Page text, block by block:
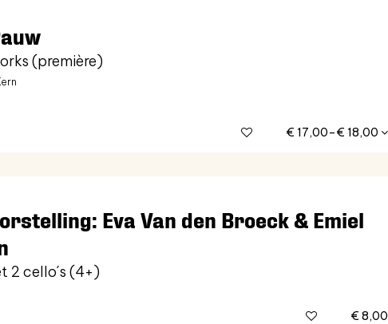
(première)
€ 17,00–€ 18,00
Eva Van den Broeck & Emiel
2 cello´s (4+)
€ 8,00